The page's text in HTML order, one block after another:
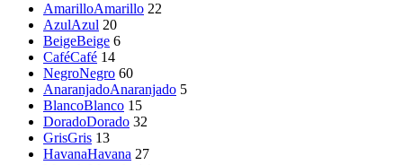
AmarilloAmarillo 22
AzulAzul 20
BeigeBeige 6
CaféCafé 14
NegroNegro 60
AnaranjadoAnaranjado 5
BlancoBlanco 15
DoradoDorado 32
GrisGris 13
HavanaHavana 27